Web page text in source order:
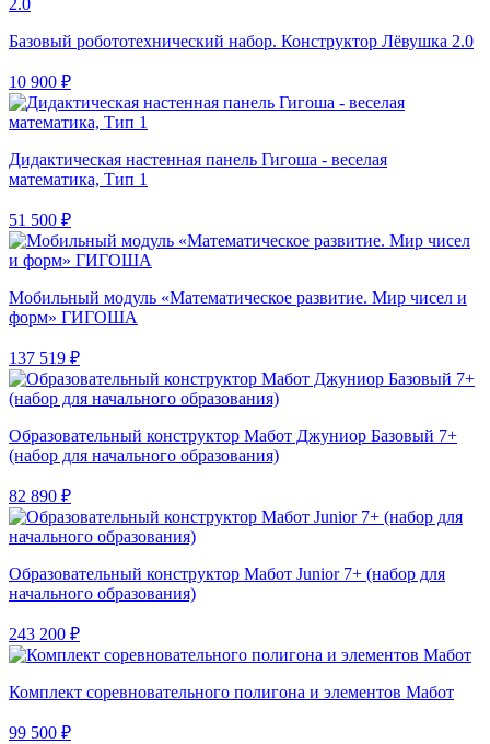
Базовый робототехнический набор. Конструктор Лёвушка 2.0
10 900 ₽
Дидактическая настенная панель Гигоша - веселая
математика, Тип 1
51 500 ₽
Мобильный модуль «Математическое развитие. Мир чисел и
форм» ГИГОША
137 519 ₽
Образовательный конструктор Мабот Джуниор Базовый 7+
(набор для начального образования)
82 890 ₽
Образовательный конструктор Мабот Junior 7+ (набор для
начального образования)
243 200 ₽
Комплект соревновательного полигона и элементов Мабот
99 500 ₽